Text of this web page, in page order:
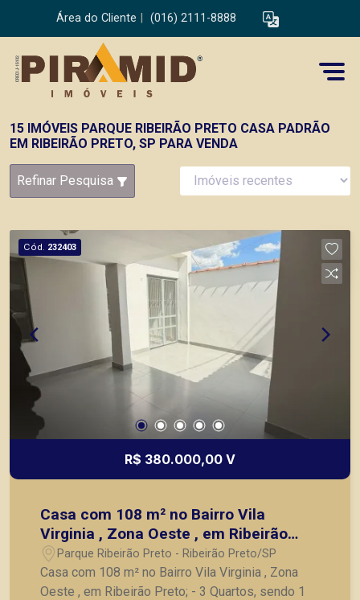
Área do Cliente (016) 2111-8888
15 IMÓVEIS PARQUE RIBEIRÃO PRETO CASA PADRÃO
EM RIBEIRÃO PRETO, SP PARA VENDA
Refinar Pesquisa
Cód. 232403
R$ 380.000,00 V
Casa com 108 m² no Bairro Vila
Virginia , Zona Oeste , em Ribeirão
Preto;
Parque Ribeirão Preto - Ribeirão Preto/SP
Casa com 108 m² no Bairro Vila Virginia , Zona
Oeste , em Ribeirão Preto; - 3 Quartos, sendo 1